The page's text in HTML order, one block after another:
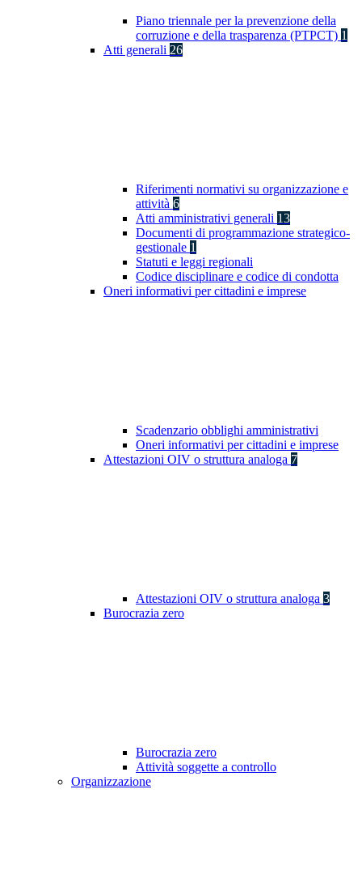
Piano triennale per la prevenzione della
corruzione e della trasparenza (PTPCT) 1
Atti generali 26
Riferimenti normativi su organizzazione e
attività 6
Atti amministrativi generali 13
Documenti di programmazione strategico-
gestionale 1
Statuti e leggi regionali
Codice disciplinare e codice di condotta
Oneri informativi per cittadini e imprese
Scadenzario obblighi amministrativi
Oneri informativi per cittadini e imprese
Attestazioni OIV o struttura analoga 7
Attestazioni OIV o struttura analoga 3
Burocrazia zero
Burocrazia zero
Attività soggette a controllo
Organizzazione